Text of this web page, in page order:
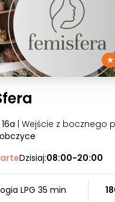
| Wejście z bocznego
Dzisiaj:08:00-20:00
LPG 35 min